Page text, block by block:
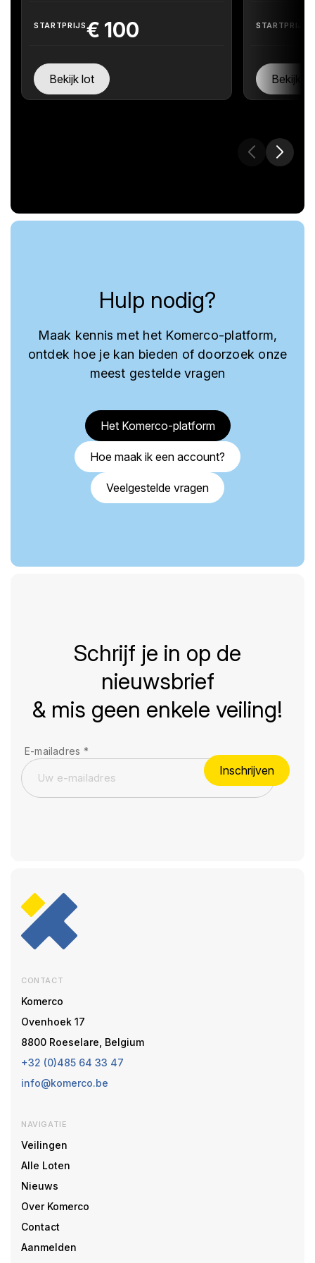
STARTPRIJS€ 100
Bekijk lot
STARTPRIJS
Bekijk
Hulp nodig?
Maak kennis met het Komerco-platform,
ontdek hoe je kan bieden of doorzoek onze
meest gestelde vragen
Het Komerco-platform
Hoe maak ik een account?
Veelgestelde vragen
Schrijf je in op de
nieuwsbrief
& mis geen enkele veiling!
E-mailadres *
Inschrijven
CONTACT
Komerco
Ovenhoek 17
8800 Roeselare, Belgium
+32 (0)485 64 33 47
info@komerco.be
NAVIGATIE
Veilingen
Alle Loten
Nieuws
Over Komerco
Contact
Aanmelden